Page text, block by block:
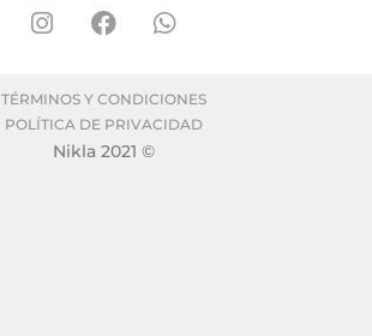
TÉRMINOS Y CONDICIONES
POLÍTICA DE PRIVACIDAD
Nikla 2021 ©